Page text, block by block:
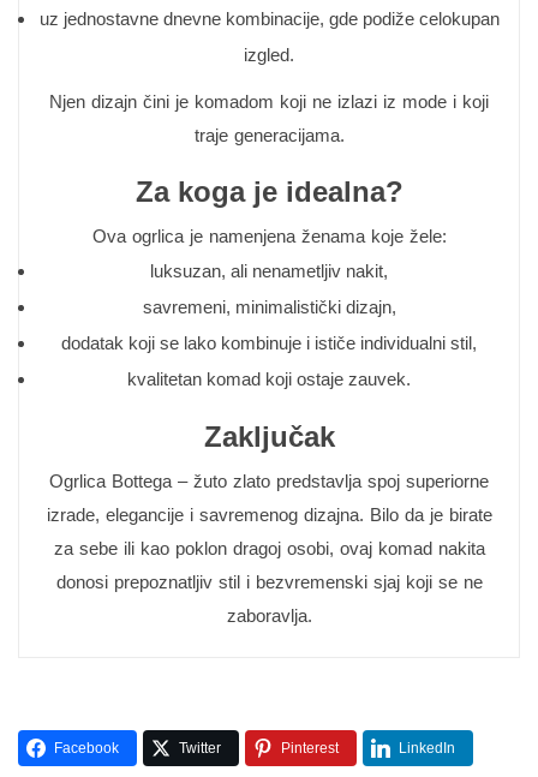
uz jednostavne dnevne kombinacije, gde podiže celokupan
izgled.
Njen dizajn čini je komadom koji ne izlazi iz mode i koji
traje generacijama.
Za koga je idealna?
Ova ogrlica je namenjena ženama koje žele:
luksuzan, ali nenametljiv nakit,
savremeni, minimalistički dizajn,
dodatak koji se lako kombinuje i ističe individualni stil,
kvalitetan komad koji ostaje zauvek.
Zaključak
Ogrlica Bottega – žuto zlato predstavlja spoj superiorne
izrade, elegancije i savremenog dizajna. Bilo da je birate
za sebe ili kao poklon dragoj osobi, ovaj komad nakita
donosi prepoznatljiv stil i bezvremenski sjaj koji se ne
zaboravlja.
Facebook Twitter Pinterest LinkedIn